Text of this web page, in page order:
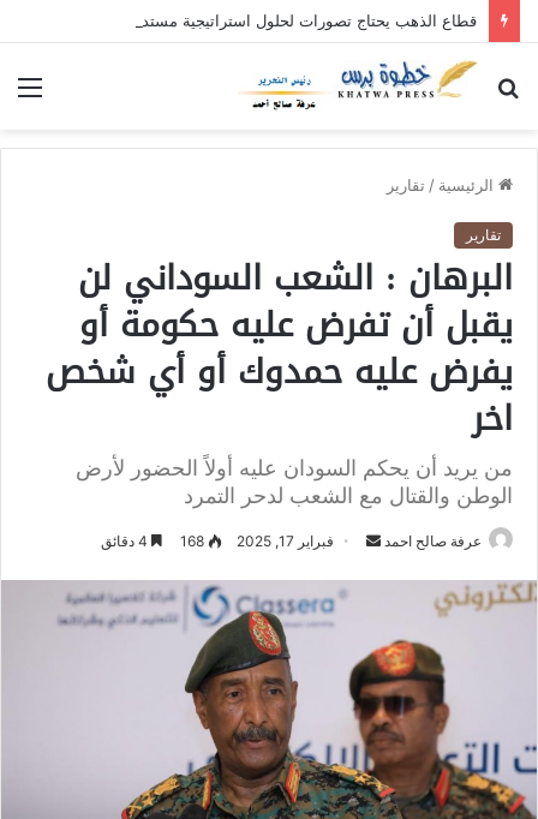
قطاع الذهب يحتاج تصورات لحلول استراتيجية مستدامة
الرئيسية / تقارير
تقارير
البرهان : الشعب السوداني لن
يقبل أن تفرض عليه حكومة أو
يفرض عليه حمدوك أو أي شخص
اخر
من يريد أن يحكم السودان عليه أولاً الحضور لأرض
الوطن والقتال مع الشعب لدحر التمرد
عرفة صالح احمد
ب
ر
ي
د
ا
إ
فبراير 17, 2025 168